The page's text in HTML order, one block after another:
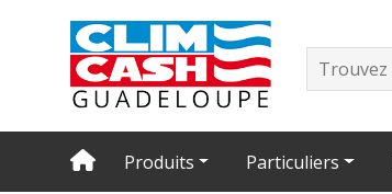
Produits Particuliers